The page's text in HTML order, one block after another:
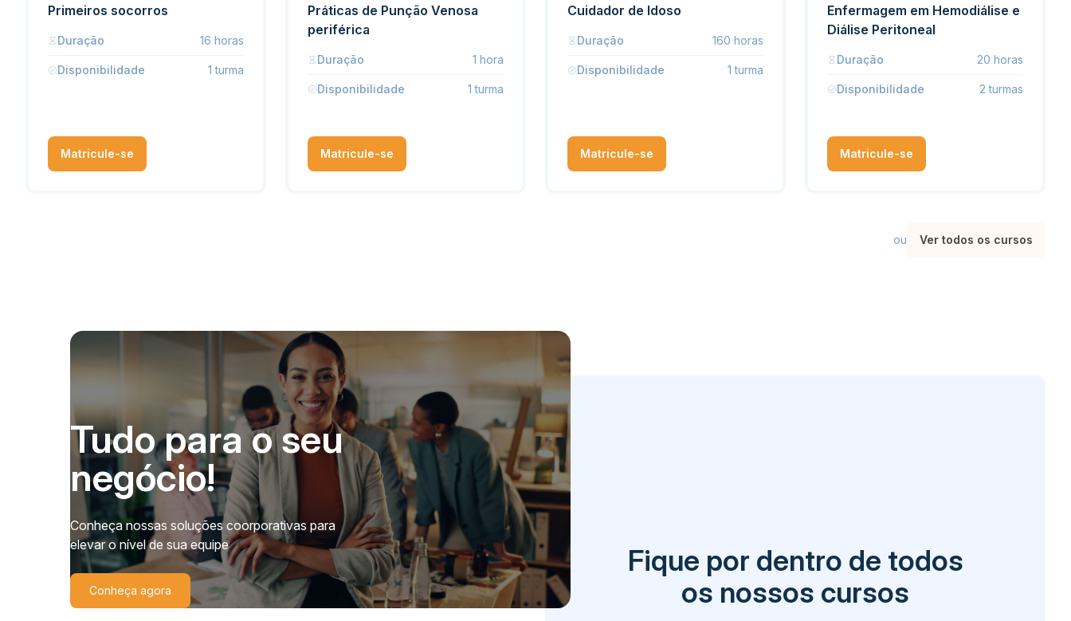
Saúde
Primeiros socorros
Duração 16 horas
Disponibilidade 1 turma
Matricule-se
Práticas de Punção Venosa
periférica
Duração 1 hora
Disponibilidade 1 turma
Matricule-se
Cuidador de Idoso
Duração 160 horas
Disponibilidade 1 turma
Matricule-se
de avaliação
da dor
Enfermagem em Hemodiálise e
Diálise Peritoneal
Duração 20 horas
Disponibilidade 2 turmas
Matricule-se
ou Ver todos os cursos
Tudo para o seu
negócio!
Conheça nossas soluções coorporativas para
elevar o nível de sua equipe
Conheça agora
Fique por dentro de todos
os nossos cursos